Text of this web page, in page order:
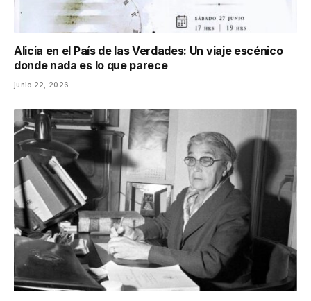
Alicia en el País de las Verdades: Un viaje escénico
donde nada es lo que parece
junio 22, 2026